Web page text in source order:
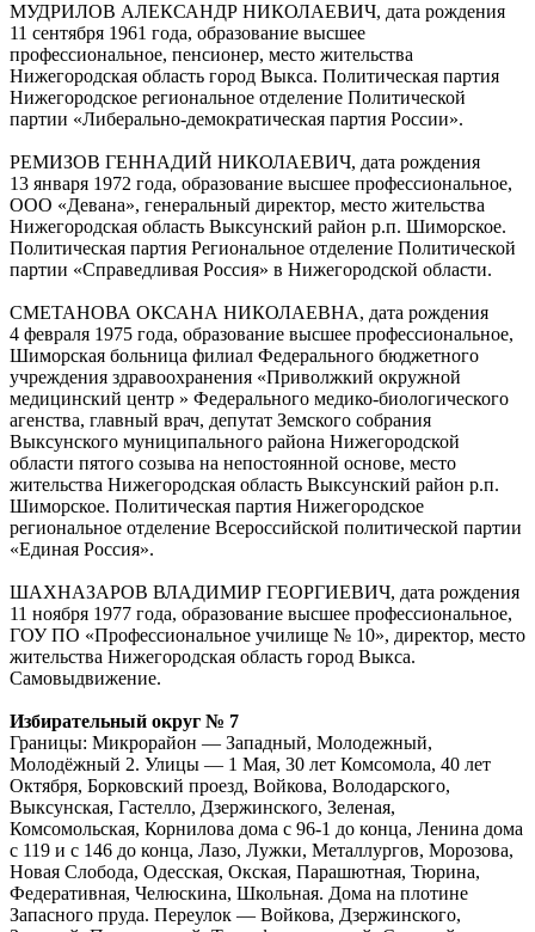
МУДРИЛОВ АЛЕКСАНДР НИКОЛАЕВИЧ, дата рождения
11 сентября 1961 года, образование высшее
профессиональное, пенсионер, место жительства
Нижегородская область город Выкса. Политическая партия
Нижегородское региональное отделение Политической
партии «Либерально-демократическая партия России».
РЕМИЗОВ ГЕННАДИЙ НИКОЛАЕВИЧ, дата рождения
13 января 1972 года, образование высшее профессиональное,
ООО «Девана», генеральный директор, место жительства
Нижегородская область Выксунский район р.п. Шиморское.
Политическая партия Региональное отделение Политической
партии «Справедливая Россия» в Нижегородской области.
СМЕТАНОВА ОКСАНА НИКОЛАЕВНА, дата рождения
4 февраля 1975 года, образование высшее профессиональное,
Шиморская больница филиал Федерального бюджетного
учреждения здравоохранения «Приволжкий окружной
медицинский центр » Федерального медико-биологического
агенства, главный врач, депутат Земского собрания
Выксунского муниципального района Нижегородской
области пятого созыва на непостоянной основе, место
жительства Нижегородская область Выксунский район р.п.
Шиморское. Политическая партия Нижегородское
региональное отделение Всероссийской политической партии
«Единая Россия».
ШАХНАЗАРОВ ВЛАДИМИР ГЕОРГИЕВИЧ, дата рождения
11 ноября 1977 года, образование высшее профессиональное,
ГОУ ПО «Профессиональное училище № 10», директор, место
жительства Нижегородская область город Выкса.
Самовыдвижение.
Избирательный округ № 7
Границы: Микрорайон — Западный, Молодежный,
Молодёжный 2. Улицы — 1 Мая, 30 лет Комсомола, 40 лет
Октября, Борковский проезд, Войкова, Володарского,
Выксунская, Гастелло, Дзержинского, Зеленая,
Комсомольская, Корнилова дома с 96-1 до конца, Ленина дома
с 119 и с 146 до конца, Лазо, Лужки, Металлургов, Морозова,
Новая Слобода, Одесская, Окская, Парашютная, Тюрина,
Федеративная, Челюскина, Школьная. Дома на плотине
Запасного пруда. Переулок — Войкова, Дзержинского,